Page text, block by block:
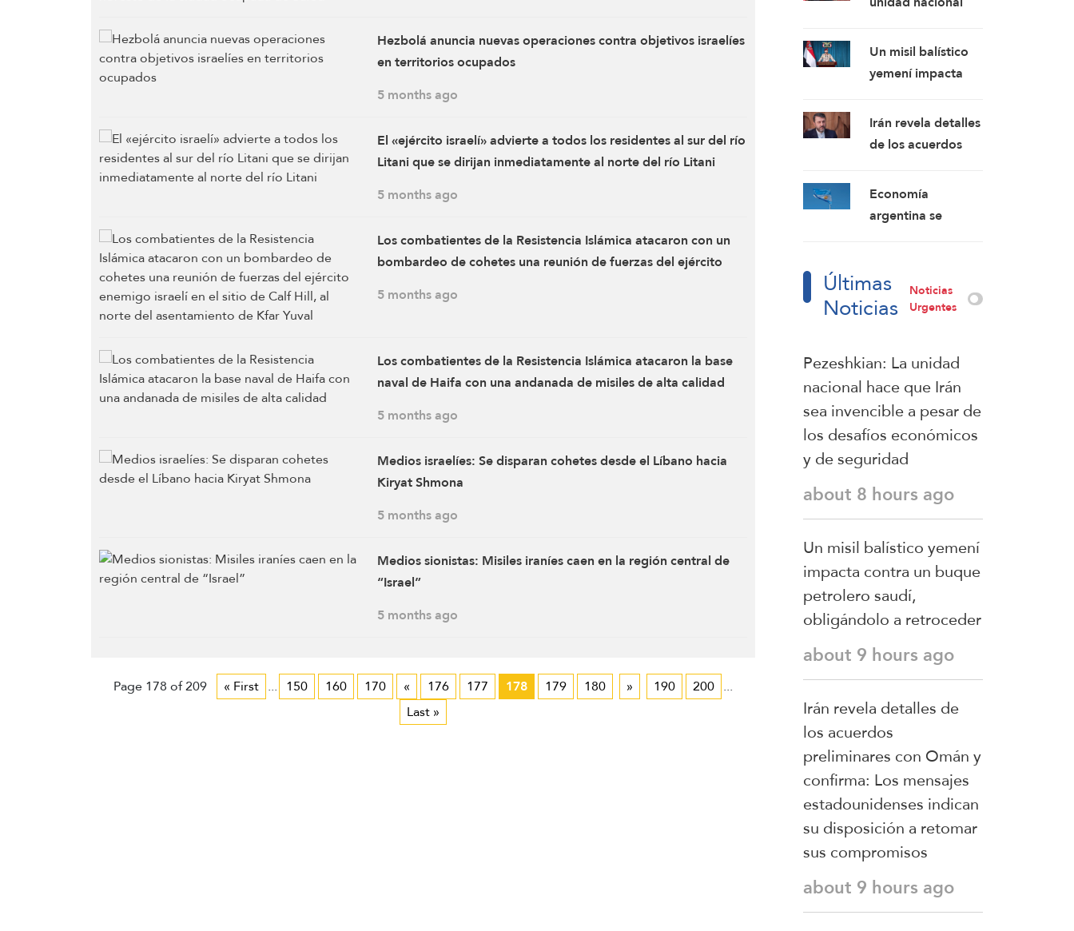
Hezbolá anuncia nuevas operaciones contra objetivos israelíes
en territorios ocupados
5 months ago
El «ejército israelí» advierte a todos los residentes al sur del río
Litani que se dirijan inmediatamente al norte del río Litani
5 months ago
Los combatientes de la Resistencia Islámica atacaron con un
bombardeo de cohetes una reunión de fuerzas del ejército
enemigo israelí en el sitio de Calf Hill, al norte del
asentamiento de Kfar Yuval
5 months ago
Los combatientes de la Resistencia Islámica atacaron la base
naval de Haifa con una andanada de misiles de alta calidad
5 months ago
Medios israelíes: Se disparan cohetes desde el Líbano hacia
Kiryat Shmona
5 months ago
Medios sionistas: Misiles iraníes caen en la región central de
“Israel”
5 months ago
Page 178 of 209 « First ... 150 160 170 « 176 177 178 179 180 » 190 200 ...
Last »
invencible a pesar
de los desafíos
económicos y de
Un misil balístico
yemení impacta
petrolero saudí,
obligándolo a
Irán revela detalles
de los acuerdos
Omán y confirma:
Los mensajes
estadounidenses
retomar sus
compromisos
Economía
argentina se
Últimas
Noticias Noticias
Urgentes
Pezeshkian: La unidad
nacional hace que Irán
sea invencible a pesar de
los desafíos económicos
y de seguridad
about 8 hours ago
Un misil balístico yemení
impacta contra un buque
petrolero saudí,
obligándolo a retroceder
about 9 hours ago
Irán revela detalles de
los acuerdos
preliminares con Omán y
confirma: Los mensajes
estadounidenses indican
su disposición a retomar
sus compromisos
about 9 hours ago